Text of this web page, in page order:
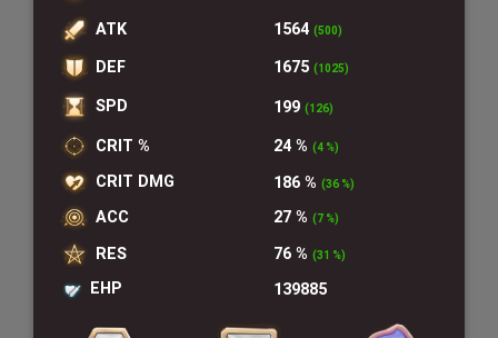
ATK 1564 (500)
DEF 1675 (1025)
SPD 199 (126)
CRIT % 24 % (4 %)
CRIT DMG 186 % (36 %)
ACC 27 % (7 %)
RES 76 % (31 %)
EHP 139885